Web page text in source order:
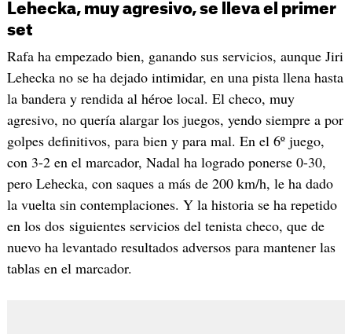
Lehecka, muy agresivo, se lleva el primer
set
Rafa ha empezado bien, ganando sus servicios, aunque Jiri
Lehecka no se ha dejado intimidar, en una pista llena hasta
la bandera y rendida al héroe local. El checo, muy
agresivo, no quería alargar los juegos, yendo siempre a por
golpes definitivos, para bien y para mal. En el 6º juego,
con 3-2 en el marcador, Nadal ha logrado ponerse 0-30,
pero Lehecka, con saques a más de 200 km/h, le ha dado
la vuelta sin contemplaciones. Y la historia se ha repetido
en los dos siguientes servicios del tenista checo, que de
nuevo ha levantado resultados adversos para mantener las
tablas en el marcador.